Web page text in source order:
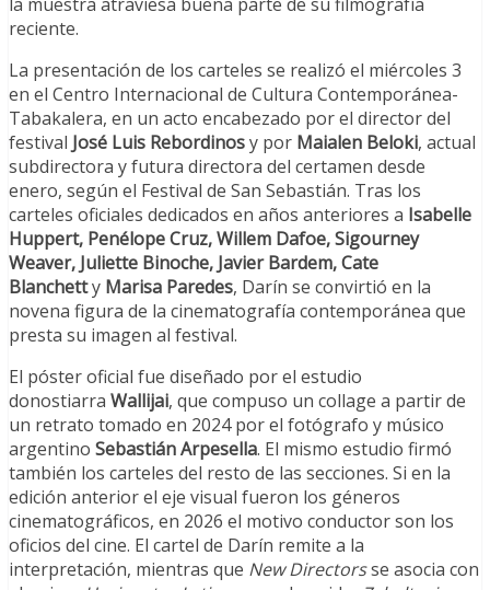
reciente.
La presentación de los carteles se realizó el miércoles 3
en el Centro Internacional de Cultura Contemporánea-
Tabakalera, en un acto encabezado por el director del
festival José Luis Rebordinosy por Maialen Beloki, actual
subdirectora y futura directora del certamen desde
enero, según el Festival de San Sebastián. Tras los
carteles oficiales dedicados en años anteriores a Isabelle
Huppert, Penélope Cruz, Willem Dafoe, Sigourney
Weaver, Juliette Binoche, Javier Bardem, Cate
Blanchetty Marisa Paredes, Darín se convirtió en la
novena figura de la cinematografía contemporánea que
presta su imagen al festival.
El póster oficial fue diseñado por el estudio
donostiarra Wallijai, que compuso un collage a partir de
un retrato tomado en 2024 por el fotógrafo y músico
argentino Sebastián Arpesella. El mismo estudio firmó
también los carteles del resto de las secciones. Si en la
edición anterior el eje visual fueron los géneros
cinematográficos, en 2026 el motivo conductor son los
oficios del cine. El cartel de Darín remite a la
interpretación, mientras que New Directorsse asocia con